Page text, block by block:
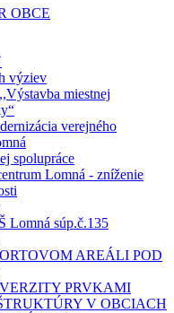
OBCE
výziev
miestnej
verejného
spolupráce
Lomná - zníženie
Lomná súp.č.135
AREÁLI POD
PRVKAMI
V OBCIACH